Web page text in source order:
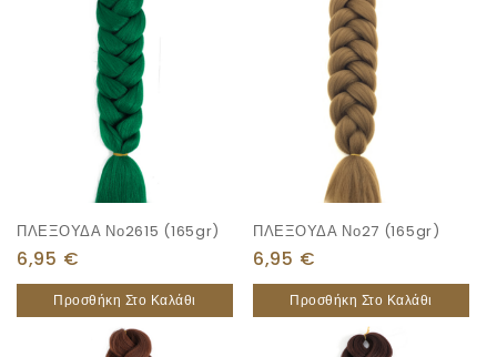
ΠΛΕΞΟΥΔΑ Νο2615 (165gr)
6,95 €
Προσθήκη Στο Καλάθι
ΠΛΕΞΟΥΔΑ Νο27 (165gr)
6,95 €
Προσθήκη Στο Καλάθι